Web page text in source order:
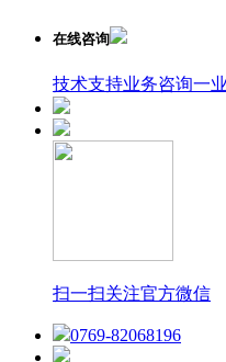
在线咨询
技术支持业务咨询一
扫一扫关注官方微信
0769-82068196